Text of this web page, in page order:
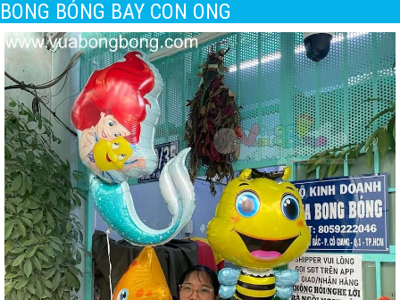
BONG BÓNG BAY CON ONG